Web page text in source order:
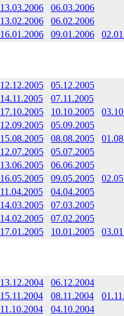
13.03.2006
06.03.2006
13.02.2006
06.02.2006
16.01.2006 09.01.2006
12.12.2005
05.12.2005
14.11.2005
07.11.2005
17.10.2005 10.10.2005
12.09.2005
05.09.2005
15.08.2005 08.08.2005
12.07.2005
05.07.2005
13.06.2005
06.06.2005
16.05.2005 09.05.2005
11.04.2005
04.04.2005
14.03.2005
07.03.2005
14.02.2005
07.02.2005
17.01.2005 10.01.2005
13.12.2004
06.12.2004
15.11.2004 08.11.2004
11.10.2004
04.10.2004